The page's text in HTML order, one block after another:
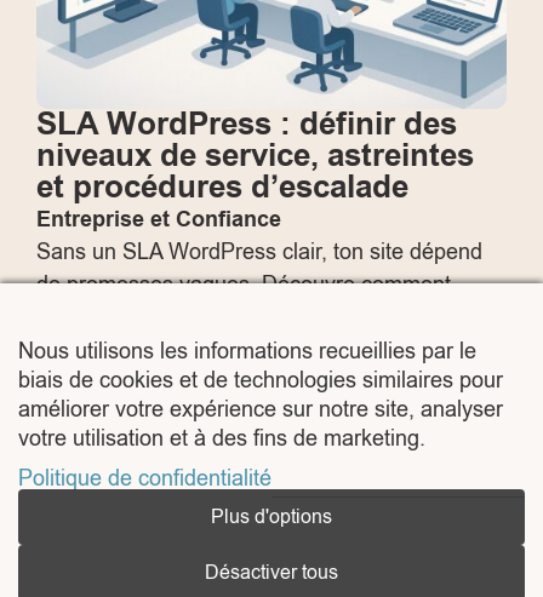
SLA WordPress : définir des
niveaux de service, astreintes
et procédures d’escalade
Entreprise et Confiance
Sans un SLA WordPress clair, ton site dépend
de promesses vagues. Découvre comment
des escalades qui protègent ton business. On te
donne les bons indicateurs, des exemples
concrets et un modèle prêt à adapter.
Lire l'article
Nous utilisons les informations recueillies par le
biais de cookies et de technologies similaires pour
améliorer votre expérience sur notre site, analyser
votre utilisation et à des fins de marketing.
Politique de confidentialité
Plus d'options
Désactiver tous